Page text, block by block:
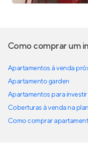
Como comprar um
Apartamentos à venda
Apartamento garden
Apartamentos para investir
Coberturas à venda na
Como comprar